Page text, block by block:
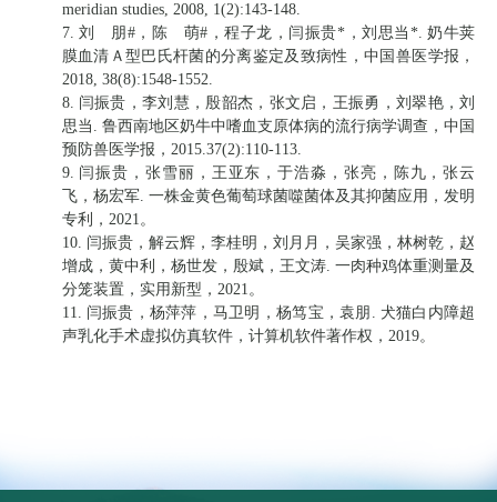
meridian studies, 2008, 1(2):143-148.
7. 刘 朋#，陈 萌#，程子龙，闫振贵*，刘思当*. 奶牛荚
膜血清Ａ型巴氏杆菌的分离鉴定及致病性，中国兽医学报，
2018, 38(8):1548-1552.
8. 闫振贵，李刘慧，殷韶杰，张文启，王振勇，刘翠艳，刘
思当. 鲁西南地区奶牛中嗜血支原体病的流行病学调查，中国
预防兽医学报，2015.37(2):110-113.
9. 闫振贵，张雪丽，王亚东，于浩淼，张亮，陈九，张云
飞，杨宏军. 一株金黄色葡萄球菌噬菌体及其抑菌应用，发明
专利，2021。
10. 闫振贵，解云辉，李桂明，刘月月，吴家强，林树乾，赵
增成，黄中利，杨世发，殷斌，王文涛. 一肉种鸡体重测量及
分笼装置，实用新型，2021。
11. 闫振贵，杨萍萍，马卫明，杨笃宝，袁朋. 犬猫白内障超
声乳化手术虚拟仿真软件，计算机软件著作权，2019。